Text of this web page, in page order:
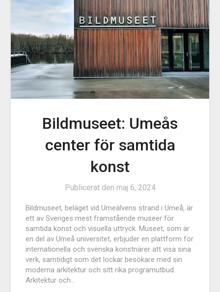
Bildmuseet: Umeås
center för samtida
konst
Publicerat den maj 6, 2024
Bildmuseet, beläget vid Umeälvens strand i Umeå, är
ett av Sveriges mest framstående museer för
samtida konst och visuella uttryck. Museet, som är
en del av Umeå universitet, erbjuder en plattform för
internationella och svenska konstnärer att visa sina
verk, samtidigt som det lockar besökare med sin
moderna arkitektur och sitt rika programutbud.
Arkitektur och…